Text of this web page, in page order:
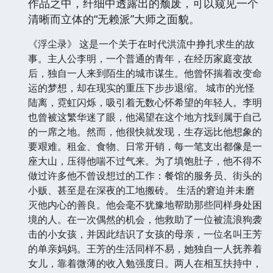
清晰而立体的“无赖派”大师之面貌。
《浮尘录》 这是一个关于在时代洪流中挣扎求生的故
事。主人公李明，一个普通的青年，在经历家庭变故
后，独自一人来到陌生的城市谋生。他曾怀揣着改变命
运的梦想，却在现实的重压下步步退缩。 城市的光怪
陆离，霓虹闪烁，吸引着无数心怀希望的年轻人。李明
也曾被这繁华迷了眼，他渴望在这个地方找到属于自己
的一席之地。然而，他很快就发现，生存远比他想象的
要艰难。租金、食物、日常开销，每一笔支出都像是一
座大山，压得他喘不过气来。为了填饱肚子，他不得不
做过许多他不曾设想过的工作：餐馆的服务员、街头的
小贩、甚至是在深夜的工地搬砖。 生活的窘迫并未磨
灭他内心的善良。他会毫不犹豫地帮助那些同样身处困
境的人。在一次偶然的机会，他救助了一位被流浪狗袭
击的小女孩，并因此结识了女孩的母亲，一位名叫王芳
的单亲妈妈。王芳的生活同样不易，她独自一人抚养着
女儿，靠着微薄的收入勉强度日。两人在相互扶持中，